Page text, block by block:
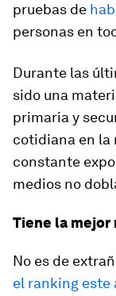
pruebas de
personas en
Durante las
sido una
primaria y
cotidiana en la
constante
medios no
Tiene la mejor
No es de
el ranking este